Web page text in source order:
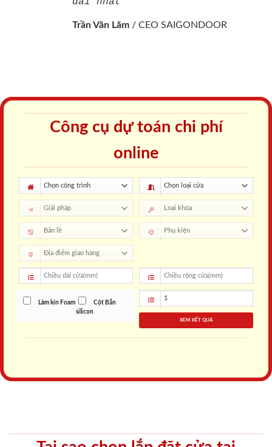
Trần Văn Lãm / CEO SAIGONDOOR
Công cụ dự toán chi phí
online
Làm kín Foam
Cột Bắn
silicon
XEM KẾT QUẢ